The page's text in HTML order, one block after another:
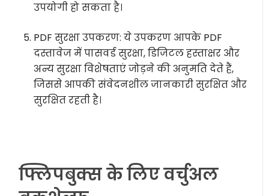
उपयोगी हो सकता है।
PDF सुरक्षा उपकरण: ये उपकरण आपके PDF
दस्तावेज में पासवर्ड सुरक्षा, डिजिटल हस्ताक्षर और
अन्य सुरक्षा विशेषताएं जोड़ने की अनुमति देते हैं,
जिससे आपकी संवेदनशील जानकारी सुरक्षित और
सुरक्षित रहती है।
फ्लिपबुक्स के लिए वर्चुअल